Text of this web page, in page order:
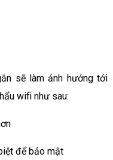
sẽ làm ảnh hưởng tới
wifi như sau:
để bảo mật